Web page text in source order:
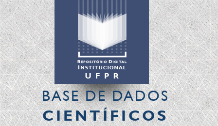
BASE DE DADOS
CIENTÍFICOS